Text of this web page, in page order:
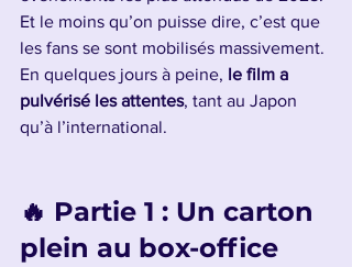
Et le moins qu’on puisse dire, c’est que
les fans se sont mobilisés massivement.
En quelques jours à peine, le film a
pulvérisé les attentes, tant au Japon
qu’à l’international.
🔥 Partie 1 : Un carton
plein au box-office